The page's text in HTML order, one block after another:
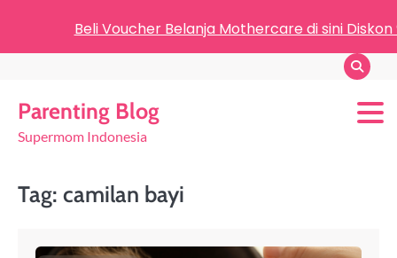
Parenting Blog
Supermom Indonesia
Tag: camilan bayi
Beli Voucher Belanja Mothercare di sini Diskon